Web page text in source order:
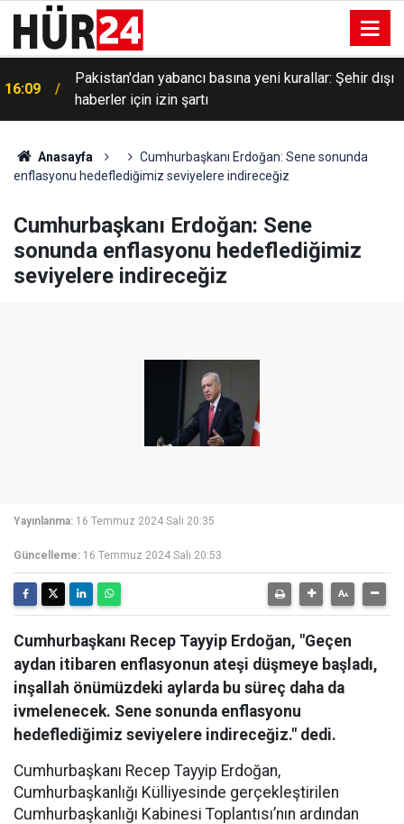
16:09
Pakistan'dan yabancı basına yeni kurallar: Şehir dışı
haberler için izin şartı
16:07
Belediye Başkanı Taşkın: Taziye evi mahallemizin
birçok ihtiyacına cevap verecek
Anasayfa
Cumhurbaşkanı Erdoğan: Sene sonunda
enflasyonu hedeflediğimiz seviyelere indireceğiz
Cumhurbaşkanı Erdoğan: Sene
sonunda enflasyonu hedeflediğimiz
seviyelere indireceğiz
Yayınlanma: 16 Temmuz 2024 Salı 20:35
Güncelleme: 16 Temmuz 2024 Salı 20:53
Cumhurbaşkanı Recep Tayyip Erdoğan, "Geçen
aydan itibaren enflasyonun ateşi düşmeye başladı,
inşallah önümüzdeki aylarda bu süreç daha da
ivmelenecek. Sene sonunda enflasyonu
hedeflediğimiz seviyelere indireceğiz." dedi.
Cumhurbaşkanı Recep Tayyip Erdoğan,
Cumhurbaşkanlığı Külliyesinde gerçekleştirilen
Cumhurbaşkanlığı Kabinesi Toplantısı’nın ardından